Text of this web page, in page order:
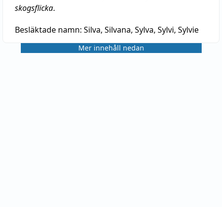
skogsflicka.
Besläktade namn: Silva, Silvana, Sylva, Sylvi, Sylvie
Mer innehåll nedan